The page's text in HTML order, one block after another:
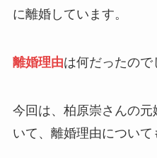
に離婚しています。
離婚理由は何だったので
今回は、柏原崇さんの
いて、離婚理由について